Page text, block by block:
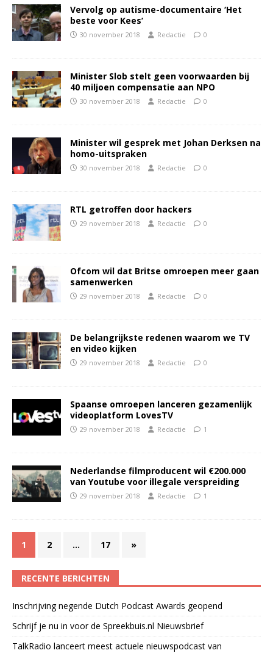
Vervolg op autisme-documentaire ‘Het
beste voor Kees’
30 november 2018 Redactie 0
Minister Slob stelt geen voorwaarden bij
40 miljoen compensatie aan NPO
30 november 2018 Redactie 0
Minister wil gesprek met Johan Derksen na
homo-uitspraken
30 november 2018 Redactie 0
RTL getroffen door hackers
29 november 2018 Redactie 0
Ofcom wil dat Britse omroepen meer gaan
samenwerken
29 november 2018 Redactie 0
De belangrijkste redenen waarom we TV
en video kijken
29 november 2018 Redactie 0
Spaanse omroepen lanceren gezamenlijk
videoplatform LovesTV
29 november 2018 Redactie 1
Nederlandse filmproducent wil €200.000
van Youtube voor illegale verspreiding
29 november 2018 Redactie 1
1 2 … 17 »
RECENTE BERICHTEN
Inschrijving negende Dutch Podcast Awards geopend
Schrijf je nu in voor de Spreekbuis.nl Nieuwsbrief
TalkRadio lanceert meest actuele nieuwspodcast van